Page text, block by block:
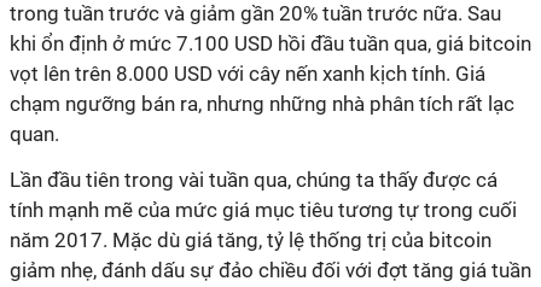
trong tuần trước và giảm gần 20% tuần trước nữa. Sau
khi ổn định ở mức 7.100 USD hồi đầu tuần qua, giá bitcoin
vọt lên trên 8.000 USD với cây nến xanh kịch tính. Giá
chạm ngưỡng bán ra, nhưng những nhà phân tích rất lạc
quan.
Lần đầu tiên trong vài tuần qua, chúng ta thấy được cá
tính mạnh mẽ của mức giá mục tiêu tương tự trong cuối
năm 2017. Mặc dù giá tăng, tỷ lệ thống trị của bitcoin
giảm nhẹ, đánh dấu sự đảo chiều đối với đợt tăng giá tuần